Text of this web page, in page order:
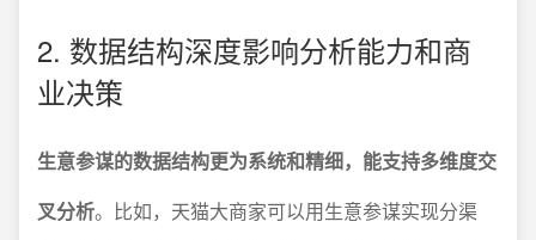
2. 数据结构深度影响分析能力和商
业决策
生意参谋的数据结构更为系统和精细，能支持多维度交
叉分析。比如，天猫大商家可以用生意参谋实现分渠